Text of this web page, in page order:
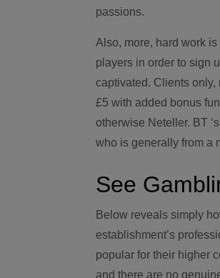
passions.
Also, more, hard work
players in order to sign
captivated. Clients
£5 with added bonus
otherwise Neteller. BT
who is generally from a
See
Below reveals simply
establishment’s
popular for their higher
and there are no